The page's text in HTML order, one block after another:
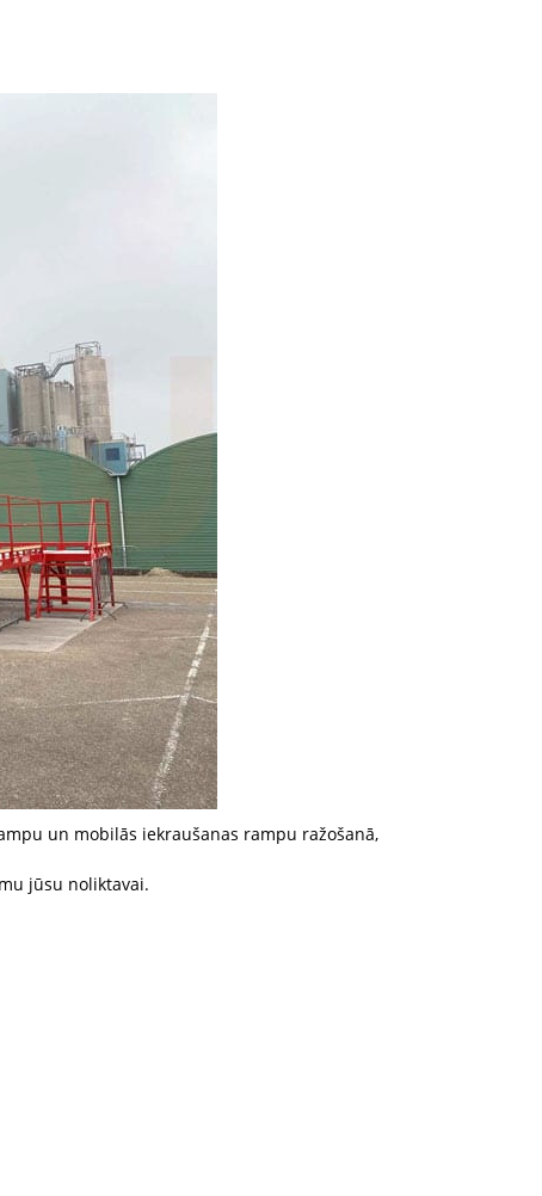
un mobilās iekraušanas rampu ražošanā,
jūsu noliktavai.